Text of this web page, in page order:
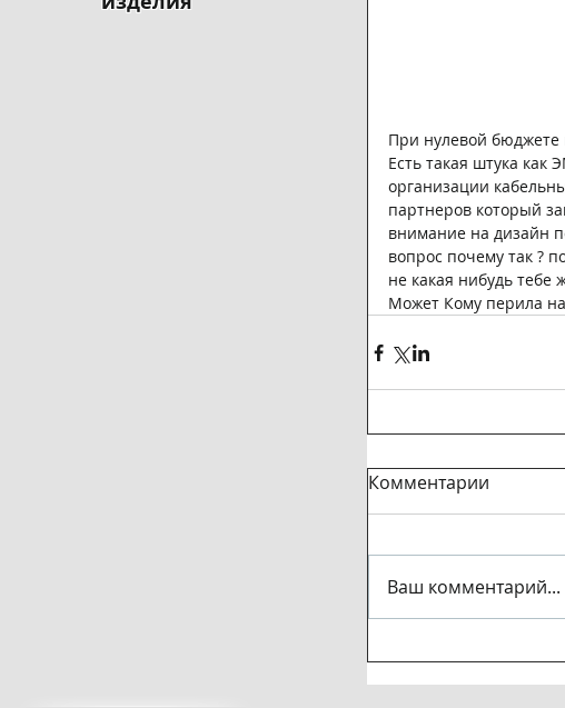
При нулевой бюджете
Есть такая штука
организации
партнеров который
внимание на дизайн
вопрос почему так ?
не какая нибудь тебе
Может Кому перила
Комментарии
Ваш комментарий...